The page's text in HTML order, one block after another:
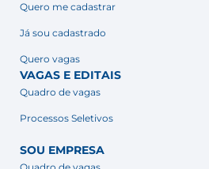
Quero me cadastrar
Já sou cadastrado
Quero vagas
VAGAS E EDITAIS
Quadro de vagas
Processos Seletivos
SOU EMPRESA